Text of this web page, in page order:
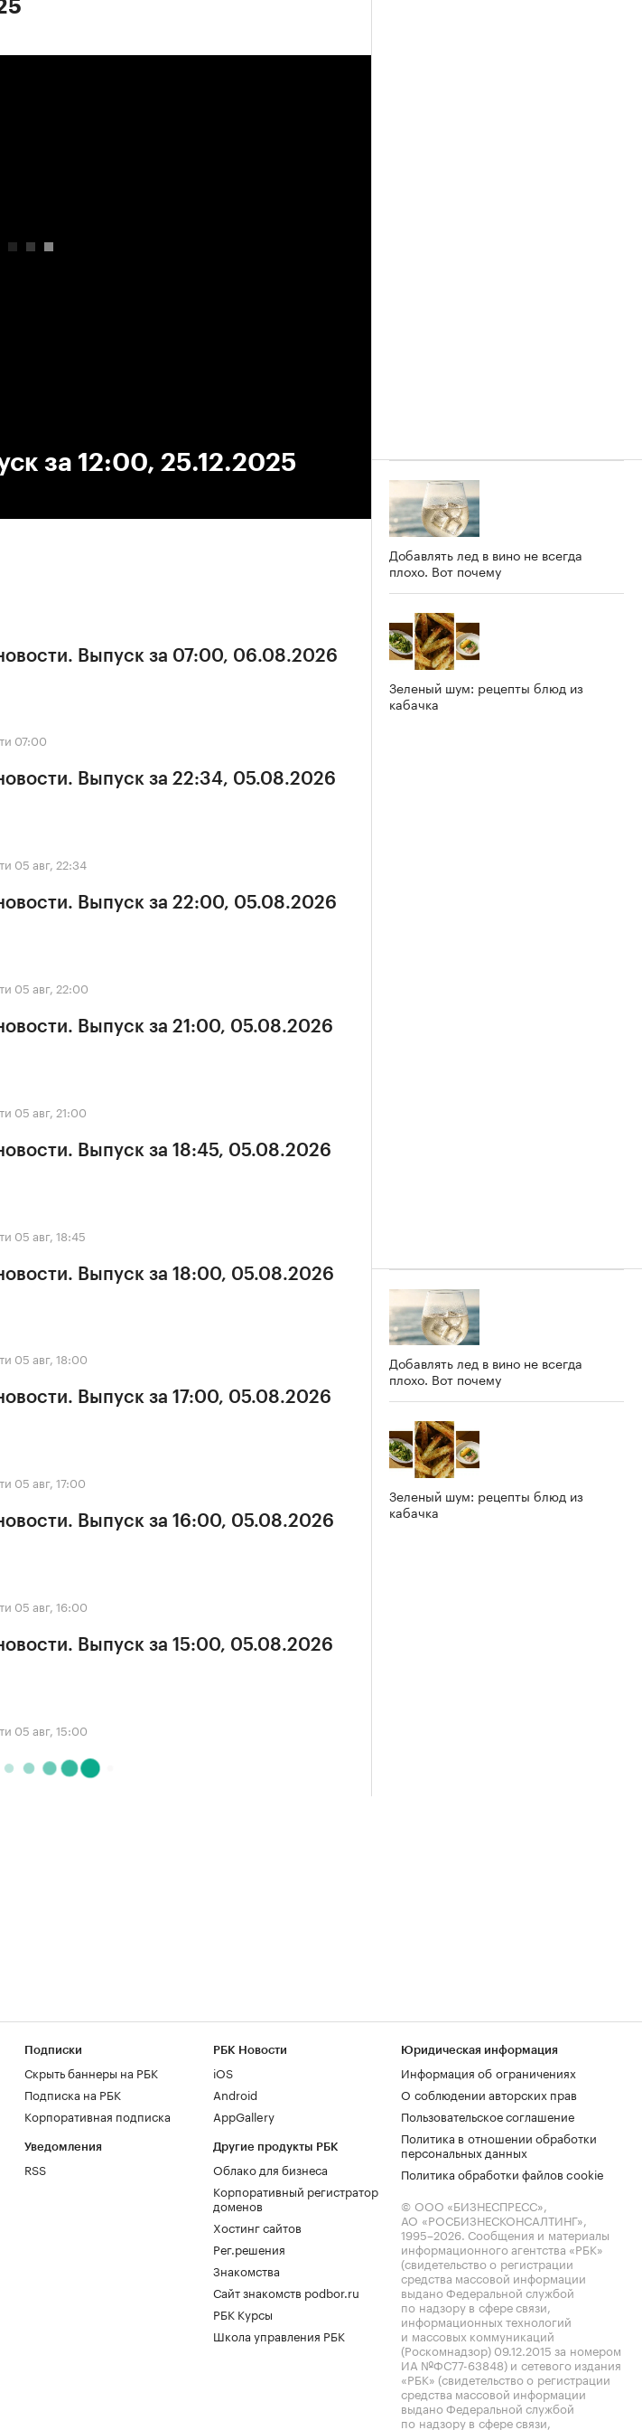
за 12:00, 25.12.2025
Выпуск за 07:00, 06.08.2026
07:00
Выпуск за 22:34, 05.08.2026
05 авг, 22:34
Выпуск за 22:00, 05.08.2026
05 авг, 22:00
Выпуск за 21:00, 05.08.2026
05 авг, 21:00
Выпуск за 18:45, 05.08.2026
05 авг, 18:45
Выпуск за 18:00, 05.08.2026
05 авг, 18:00
Выпуск за 17:00, 05.08.2026
05 авг, 17:00
Выпуск за 16:00, 05.08.2026
05 авг, 16:00
Выпуск за 15:00, 05.08.2026
05 авг, 15:00
Добавлять лед в вино не всегда
плохо. Вот почему
Зеленый шум: рецепты блюд из
кабачка
Добавлять лед в вино не всегда
плохо. Вот почему
Зеленый шум: рецепты блюд из
кабачка
Подписки
Скрыть баннеры на РБК
Подписка на РБК
Корпоративная подписка
Уведомления
RSS
РБК Новости
iOS
Android
AppGallery
Другие продукты РБК
Облако для бизнеса
Корпоративный регистратор
доменов
Хостинг сайтов
Рег.решения
Знакомства
Сайт знакомств podbor.ru
РБК Курсы
Школа управления РБК
Юридическая информация
Информация об ограничениях
О соблюдении авторских прав
Пользовательское соглашение
Политика в отношении обработки
персональных данных
Политика обработки файлов cookie
© ООО «БИЗНЕСПРЕСС»,
АО «РОСБИЗНЕСКОНСАЛТИНГ»,
1995–2026. Сообщения и материалы
информационного агентства «РБК»
(свидетельство о регистрации
средства массовой информации
выдано Федеральной службой
по надзору в сфере связи,
информационных технологий
и массовых коммуникаций
(Роскомнадзор) 09.12.2015 за номером
ИА №ФС77-63848) и сетевого издания
«РБК» (свидетельство о регистрации
средства массовой информации
выдано Федеральной службой
по надзору в сфере связи,